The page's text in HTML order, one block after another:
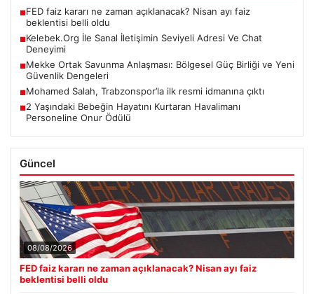
■FED faiz kararı ne zaman açıklanacak? Nisan ayı faiz
beklentisi belli oldu
■Kelebek.Org İle Sanal İletişimin Seviyeli Adresi Ve Chat
Deneyimi
■Mekke Ortak Savunma Anlaşması: Bölgesel Güç Birliği ve Yeni
Güvenlik Dengeleri
■Mohamed Salah, Trabzonspor’la ilk resmi idmanına çıktı
■2 Yaşındaki Bebeğin Hayatını Kurtaran Havalimanı
Personeline Onur Ödülü
Güncel
08/08/2026
FED faiz kararı ne zaman açıklanacak? Nisan ayı faiz
beklentisi belli oldu